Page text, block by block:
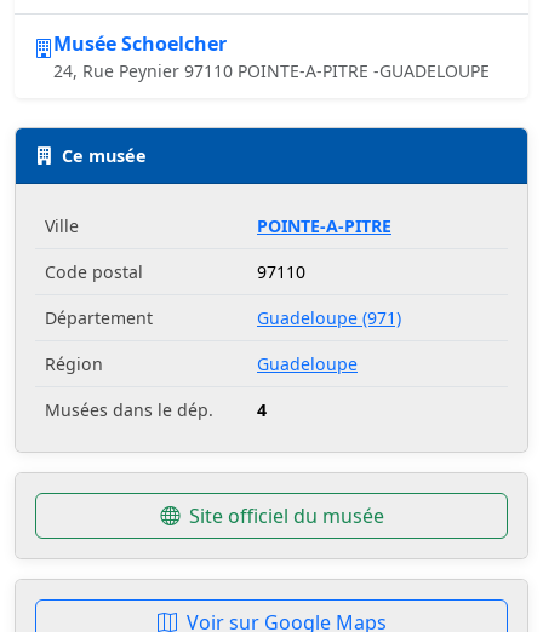
Musée Schoelcher
24, Rue Peynier 97110 POINTE-A-PITRE -GUADELOUPE
Ce musée
Ville
POINTE-A-PITRE
Code postal
97110
Département
Guadeloupe (971)
Région
Guadeloupe
Musées dans le dép.
4
Site officiel du musée
Voir sur Google Maps